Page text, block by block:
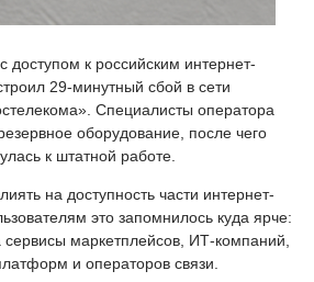
к российским интернет-
29-минутный сбой в сети
Специалисты оператора
оборудование, после чего
к штатной работе.
на доступность части интернет-
это запомнилось куда ярче:
маркетплейсов, ИТ-компаний,
и операторов связи.